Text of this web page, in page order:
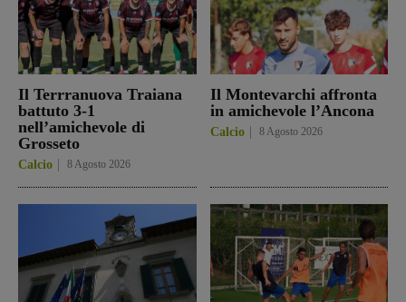
Il Terrranuova Traiana
battuto 3-1
nell’amichevole di
Grosseto
Calcio 8 Agosto 2026
Il Montevarchi affronta
in amichevole l’Ancona
Calcio 8 Agosto 2026